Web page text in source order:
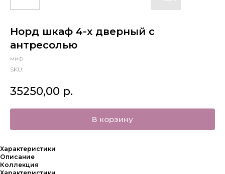
Норд шкаф 4-х дверный с
антресолью
миф
SKU:
35250,00 р.
В корзину
Характеристики
Описание
Коллекция